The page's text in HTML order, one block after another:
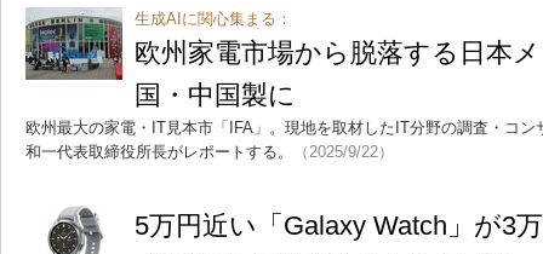
生成AIに関心集まる：
欧州家電市場から脱落する日本
国・中国製に
欧州最大の家電・IT見本市「IFA」。現地を取材したIT分野の調査・コ
和一代表取締役所長がレポートする。
（2025/9/22）
5万円近い「Galaxy Watch」が3